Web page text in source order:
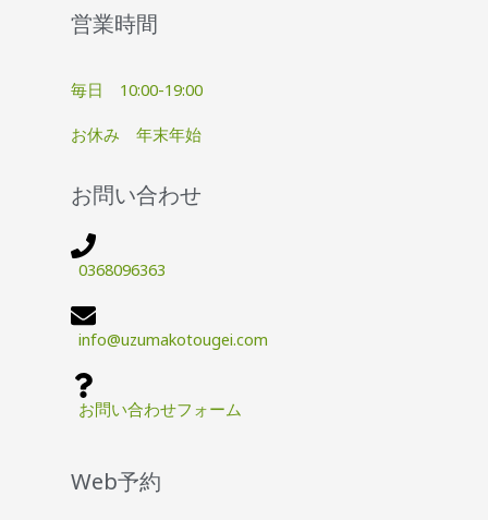
営業時間
毎日 10:00-19:00
お休み 年末年始
お問い合わせ
0368096363
info@uzumakotougei.com
お問い合わせフォーム
Web予約